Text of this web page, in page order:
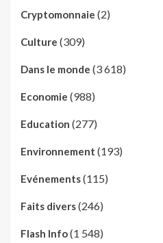
Cryptomonnaie (2)
Culture (309)
Dans le monde (3 618)
Economie (988)
Education (277)
Environnement (193)
Evénements(115)
Faits divers(246)
Flash Info(1 548)